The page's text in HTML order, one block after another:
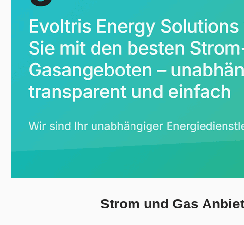
Strom und Gas